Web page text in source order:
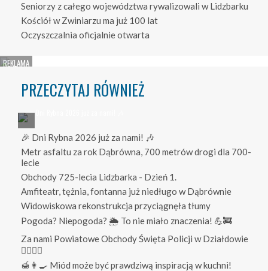
Seniorzy z całego województwa rywalizowali w Lidzbarku
Kościół w Zwiniarzu ma już 100 lat
Oczyszczalnia oficjalnie otwarta
PRZECZYTAJ RÓWNIEŻ
🎉 Dni Rybna 2026 już za nami! 🎶
Metr asfaltu za rok Dąbrówna, 700 metrów drogi dla 700-
lecie
Obchody 725-lecia Lidzbarka - Dzień 1.
Amfiteatr, tężnia, fontanna już niedługo w Dąbrównie
Widowiskowa rekonstrukcja przyciągnęła tłumy
Pogoda? Niepogoda? 🌦️ To nie miało znaczenia! 💪🚒
Za nami Powiatowe Obchody Święta Policji w Działdowie
👮‍♀️👮‍♂️
🍯👩‍🍳 Miód może być prawdziwą inspiracją w kuchni!